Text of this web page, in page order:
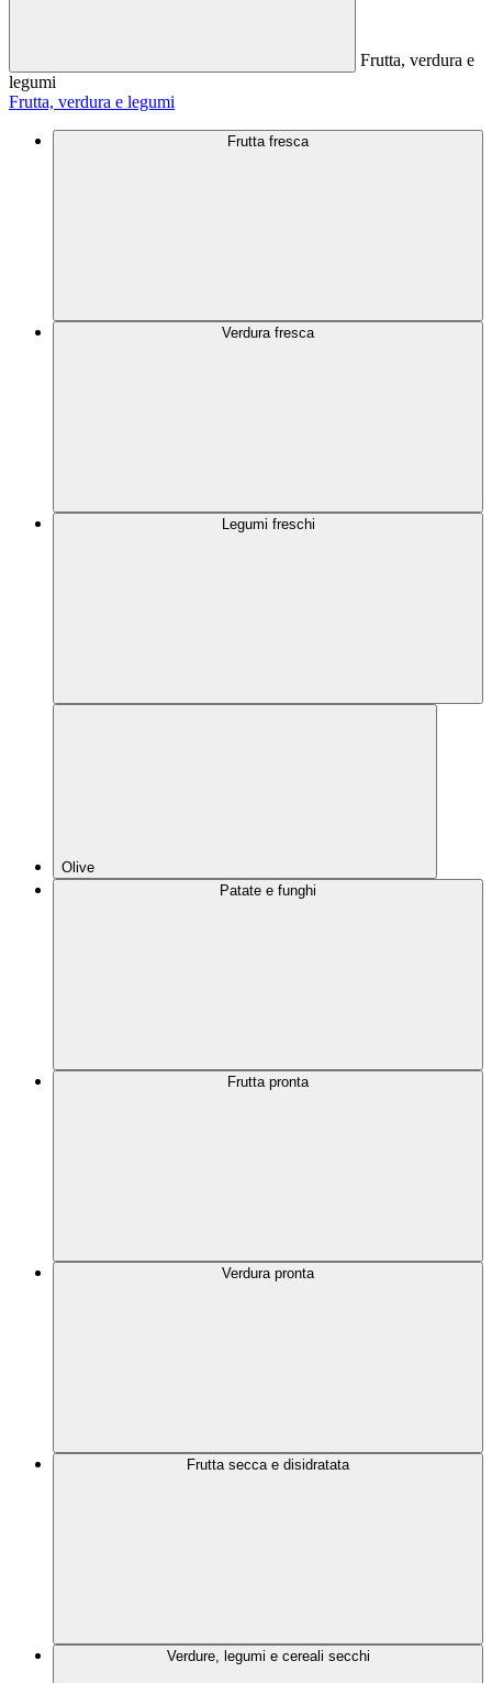
Frutta, verdura e
legumi
Frutta, verdura e legumi
Frutta fresca
Verdura fresca
Legumi freschi
Olive
Patate e funghi
Frutta pronta
Verdura pronta
Frutta secca e disidratata
Verdure, legumi e cereali secchi